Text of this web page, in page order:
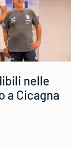
nelle
a Cicagna